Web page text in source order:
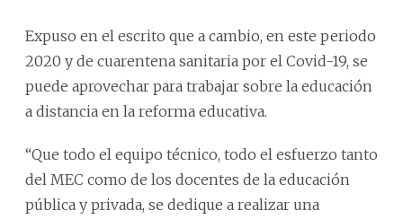
Expuso en el escrito que a cambio, en este periodo
2020 y de cuarentena sanitaria por el Covid-19, se
puede aprovechar para trabajar sobre la educación
a distancia en la reforma educativa.
“Que todo el equipo técnico, todo el esfuerzo tanto
del MEC como de los docentes de la educación
pública y privada, se dedique a realizar una